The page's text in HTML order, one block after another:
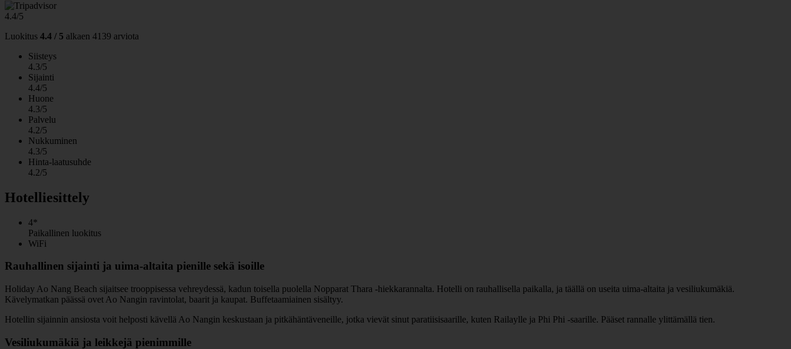
4.4/5
Luokitus 4.4 / 5 alkaen 4139 arviota
Siisteys
4.3/5
Sijainti
4.4/5
Huone
4.3/5
Palvelu
4.2/5
Nukkuminen
4.3/5
Hinta-laatusuhde
4.2/5
Hotelliesittely
4*
Paikallinen luokitus
WiFi
Rauhallinen sijainti ja uima-altaita pienille sekä isoille
Holiday Ao Nang Beach sijaitsee trooppisessa vehreydessä, kadun toisella puolella Nopparat Thara -hiekkarannalta. Hotelli on rauhallisella paikalla, ja täällä on useita uima-altaita ja vesiliukumäkiä.
Kävelymatkan päässä ovet Ao Nangin ravintolat, baarit ja kaupat. Buffetaamiainen sisältyy.
Hotellin sijainnin ansiosta voit helposti kävellä Ao Nangin keskustaan ja pitkähäntäveneille, jotka vievät sinut paratiisisaarille, kuten Railaylle ja Phi Phi -saarille. Pääset rannalle ylittämällä tien.
Vesiliukumäkiä ja leikkejä pienimmille